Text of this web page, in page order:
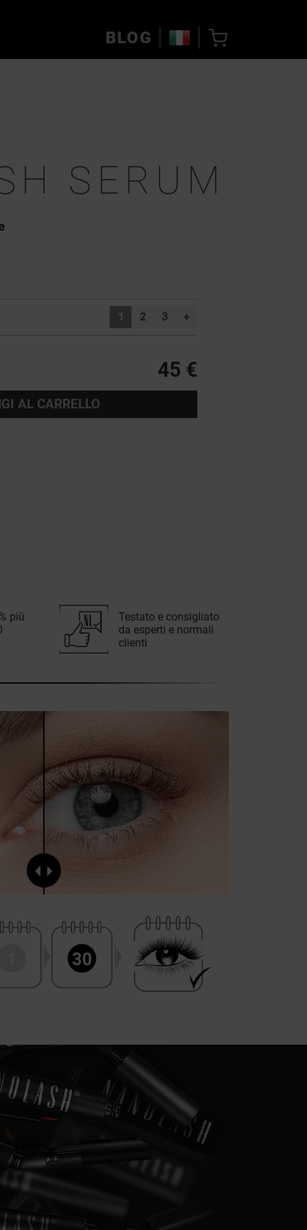
BLOG
SERUM
1 2 3 +
45 €
AL CARRELLO
più
Testato e consigliato
da esperti e normali
clienti